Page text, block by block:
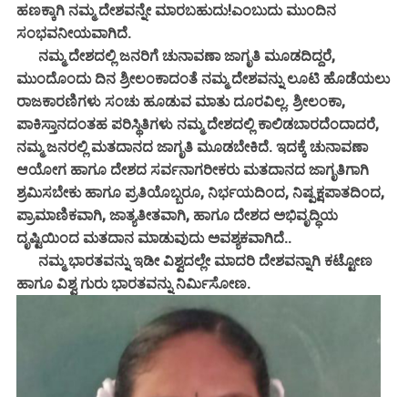
ಹಣಕ್ಕಾಗಿ ನಮ್ಮ ದೇಶವನ್ನೇ ಮಾರಬಹುದು!ಎಂಬುದು ಮುಂದಿನ
ಸಂಭವನೀಯವಾಗಿದೆ.
ನಮ್ಮ ದೇಶದಲ್ಲಿ ಜನರಿಗೆ ಚುನಾವಣಾ ಜಾಗೃತಿ ಮೂಡದಿದ್ದರೆ,
ಮುಂದೊಂದು ದಿನ ಶ್ರೀಲಂಕಾದಂತೆ ನಮ್ಮ ದೇಶವನ್ನು ಲೂಟಿ ಹೊಡೆಯಲು
ರಾಜಕಾರಣಿಗಳು ಸಂಚು ಹೂಡುವ ಮಾತು ದೂರವಿಲ್ಲ. ಶ್ರೀಲಂಕಾ,
ಪಾಕಿಸ್ತಾನದಂತಹ ಪರಿಸ್ಥಿತಿಗಳು ನಮ್ಮ ದೇಶದಲ್ಲಿ ಕಾಲಿಡಬಾರದೆಂದಾದರೆ,
ನಮ್ಮ ಜನರಲ್ಲಿ ಮತದಾನದ ಜಾಗೃತಿ ಮೂಡಬೇಕಿದೆ. ಇದಕ್ಕೆ ಚುನಾವಣಾ
ಆಯೋಗ ಹಾಗೂ ದೇಶದ ಸರ್ವನಾಗರೀಕರು ಮತದಾನದ ಜಾಗೃತಿಗಾಗಿ
ಶ್ರಮಿಸಬೇಕು ಹಾಗೂ ಪ್ರತಿಯೊಬ್ಬರೂ, ನಿರ್ಭಯದಿಂದ, ನಿಷ್ಪಕ್ಷಪಾತದಿಂದ,
ಪ್ರಾಮಾಣಿಕವಾಗಿ, ಜಾತ್ಯತೀತವಾಗಿ, ಹಾಗೂ ದೇಶದ ಅಭಿವೃದ್ಧಿಯ
ದೃಷ್ಟಿಯಿಂದ ಮತದಾನ ಮಾಡುವುದು ಅವಶ್ಯಕವಾಗಿದೆ..
ನಮ್ಮ ಭಾರತವನ್ನು ಇಡೀ ವಿಶ್ವದಲ್ಲೇ ಮಾದರಿ ದೇಶವನ್ನಾಗಿ ಕಟ್ಟೋಣ
ಹಾಗೂ ವಿಶ್ವ ಗುರು ಭಾರತವನ್ನು ನಿರ್ಮಿಸೋಣ.